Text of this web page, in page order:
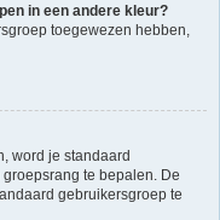
in een andere kleur?
toegewezen hebben,
word je standaard
te bepalen. De
gebruikersgroep te